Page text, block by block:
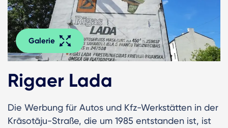
Galerie
Rigaer Lada
Die Werbung für Autos und Kfz-Werkstätten in der
Krāsotāju-Straße, die um 1985 entstanden ist, ist